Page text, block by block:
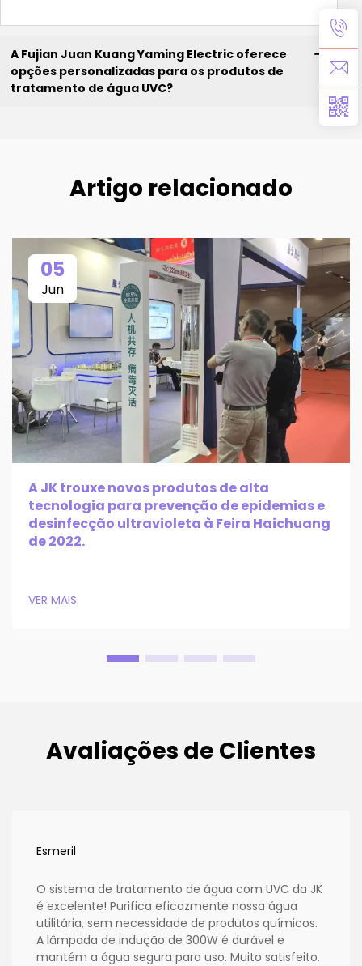
A Fujian Juan Kuang Yaming Electric oferece
opções personalizadas para os produtos de
tratamento de água UVC?
Artigo relacionado
05
Jun
A JK trouxe novos produtos de alta
tecnologia para prevenção de epidemias e
desinfecção ultravioleta à Feira Haichuang
de 2022.
VER MAIS
Avaliações de Clientes
Esmeril
O sistema de tratamento de água com UVC da JK
é excelente! Purifica eficazmente nossa água
utilitária, sem necessidade de produtos químicos.
A lâmpada de indução de 300W é durável e
mantém a água segura para uso. Muito satisfeito.